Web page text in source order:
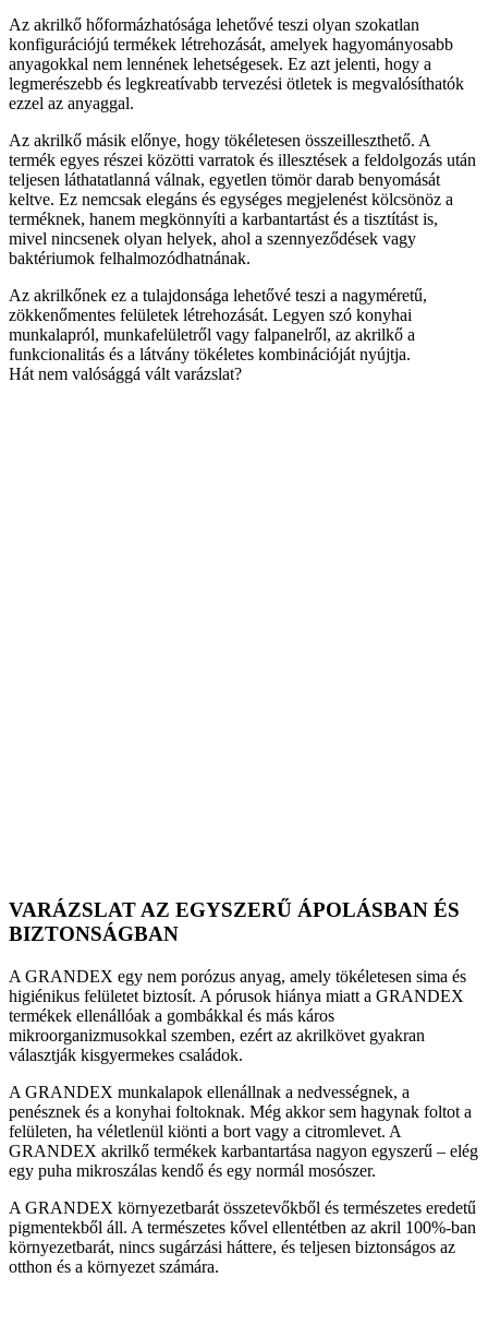
Az akrilkő hőformázhatósága lehetővé teszi olyan szokatlan
konfigurációjú termékek létrehozását, amelyek hagyományosabb
anyagokkal nem lennének lehetségesek. Ez azt jelenti, hogy a
legmerészebb és legkreatívabb tervezési ötletek is megvalósíthatók
ezzel az anyaggal.
Az akrilkő másik előnye, hogy tökéletesen összeilleszthető. A
termék egyes részei közötti varratok és illesztések a feldolgozás után
teljesen láthatatlanná válnak, egyetlen tömör darab benyomását
keltve. Ez nemcsak elegáns és egységes megjelenést kölcsönöz a
terméknek, hanem megkönnyíti a karbantartást és a tisztítást is,
mivel nincsenek olyan helyek, ahol a szennyeződések vagy
baktériumok felhalmozódhatnának.
Az akrilkőnek ez a tulajdonsága lehetővé teszi a nagyméretű,
zökkenőmentes felületek létrehozását. Legyen szó konyhai
munkalapról, munkafelületről vagy falpanelről, az akrilkő a
funkcionalitás és a látvány tökéletes kombinációját nyújtja.
Hát nem valósággá vált varázslat?
VARÁZSLAT AZ EGYSZERŰ ÁPOLÁSBAN ÉS
BIZTONSÁGBAN
A GRANDEX egy nem porózus anyag, amely tökéletesen sima és
higiénikus felületet biztosít. A pórusok hiánya miatt a GRANDEX
termékek ellenállóak a gombákkal és más káros
mikroorganizmusokkal szemben, ezért az akrilkövet gyakran
választják kisgyermekes családok.
A GRANDEX munkalapok ellenállnak a nedvességnek, a
penésznek és a konyhai foltoknak. Még akkor sem hagynak foltot a
felületen, ha véletlenül kiönti a bort vagy a citromlevet. A
GRANDEX akrilkő termékek karbantartása nagyon egyszerű – elég
egy puha mikroszálas kendő és egy normál mosószer.
A GRANDEX környezetbarát összetevőkből és természetes eredetű
pigmentekből áll. A természetes kővel ellentétben az akril 100%-ban
környezetbarát, nincs sugárzási háttere, és teljesen biztonságos az
otthon és a környezet számára.